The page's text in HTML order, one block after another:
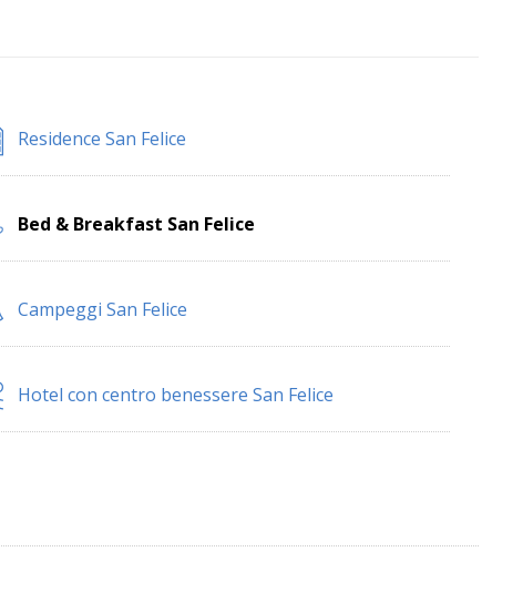
Residence San Felice
Bed & Breakfast San Felice
Campeggi San Felice
Hotel con centro benessere San Felice